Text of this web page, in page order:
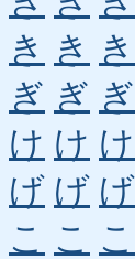
き き き
ぎ ぎ ぎ
け け け
げ げ げ
こ こ こ